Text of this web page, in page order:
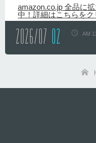
amazon.co.jp 全品に
中！詳細はこちらをク
2026/07 02 AM